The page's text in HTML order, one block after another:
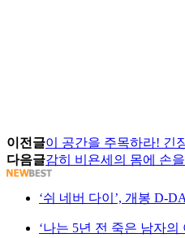
이전글이 공간을 주목하라! 긴
다음글감히 비욘세의 몸에 손
‘쉬 네버 다이’, 개봉 D-
‘나는 5년 전 죽은 남자의